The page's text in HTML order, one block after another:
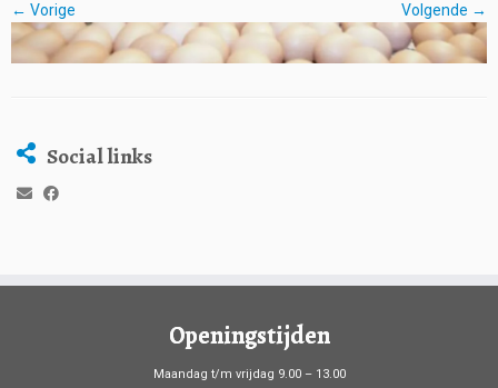
← Vorige Volgende →
Social links
Openingstijden
Maandag t/m vrijdag 9.00 – 13.00